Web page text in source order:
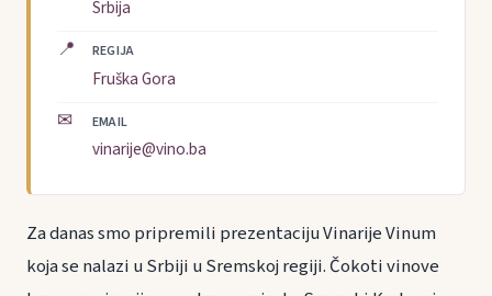
Srbija
📍 REGIJA
Fruška Gora
✉ EMAIL
vinarije@vino.ba
Za danas smo pripremili prezentaciju Vinarije Vinum
koja se nalazi u Srbiji u Sremskoj regiji. Čokoti vinove